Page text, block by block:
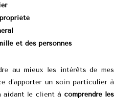
et des personnes
au mieux les intérêts de mes
d’apporter un soin particulier à
aidant le client à comprendre les